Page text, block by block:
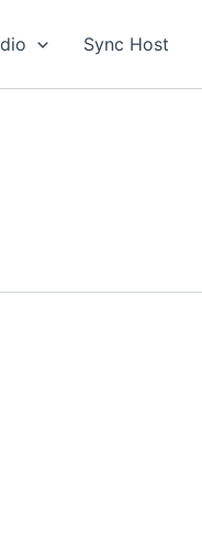
Sync Host